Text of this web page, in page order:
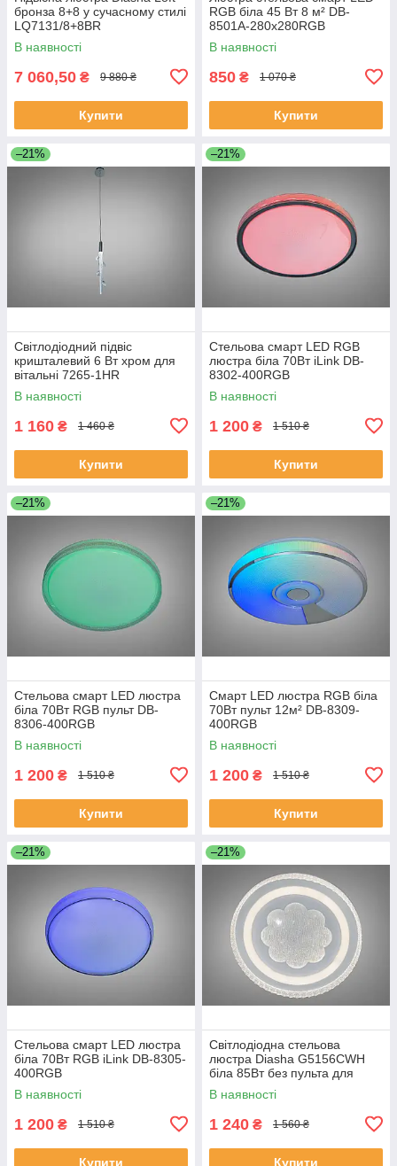
бронза 8+8 у сучасному стилі
LQ7131/8+8BR
В наявності
7 060,50 ₴ 9 880 ₴
Купити
RGB біла 45 Вт 8 м² DB-
8501A-280x280RGB
В наявності
850 ₴ 1 070 ₴
Купити
–21%
Світлодіодний підвіс
кришталевий 6 Вт хром для
вітальні 7265-1HR
В наявності
1 160 ₴ 1 460 ₴
Купити
–21%
Стельова смарт LED RGB
люстра біла 70Вт iLink DB-
8302-400RGB
В наявності
1 200 ₴ 1 510 ₴
Купити
–21%
Стельова смарт LED люстра
біла 70Вт RGB пульт DB-
8306-400RGB
В наявності
1 200 ₴ 1 510 ₴
Купити
–21%
Смарт LED люстра RGB біла
70Вт пульт 12м² DB-8309-
400RGB
В наявності
1 200 ₴ 1 510 ₴
Купити
–21%
Стельова смарт LED люстра
біла 70Вт RGB iLink DB-8305-
400RGB
В наявності
1 200 ₴ 1 510 ₴
Купити
–21%
Світлодіодна стельова
люстра Diasha G5156CWH
біла 85Вт без пульта для
вітальні WG5156/C WH
В наявності
1 240 ₴ 1 560 ₴
Купити